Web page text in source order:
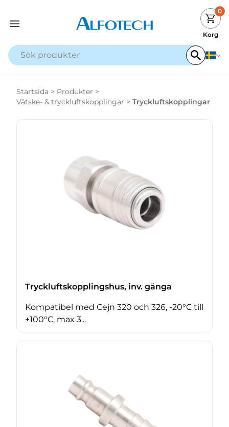
0
Korg
Startsida > Produkter >
Vätske- & tryckluftskopplingar > Tryckluftskopplingar
Tryckluftskopplingshus, inv. gänga
Kompatibel med Cejn 320 och 326, -20°C till
+100°C, max 3...